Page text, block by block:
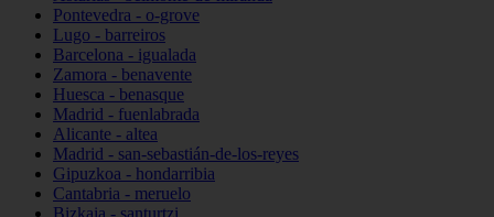
Pontevedra - o-grove
Lugo - barreiros
Barcelona - igualada
Zamora - benavente
Huesca - benasque
Madrid - fuenlabrada
Alicante - altea
Madrid - san-sebastián-de-los-reyes
Gipuzkoa - hondarribia
Cantabria - meruelo
Bizkaia - santurtzi